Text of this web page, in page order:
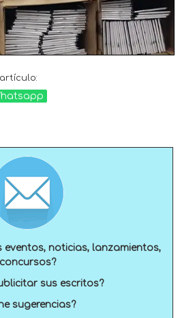
eventos, noticias, lanzamientos,
concursos?
sus escritos?
sugerencias?